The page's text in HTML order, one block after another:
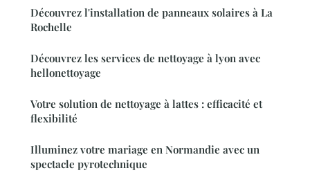
Découvrez l'installation de panneaux solaires à La
Rochelle
Découvrez les services de nettoyage à lyon avec
hellonettoyage
Votre solution de nettoyage à lattes : efficacité et
flexibilité
Illuminez votre mariage en Normandie avec un
spectacle pyrotechnique